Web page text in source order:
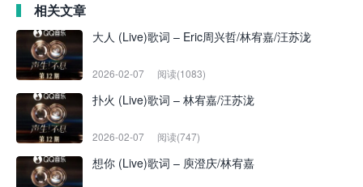
相关文章
大人 (Live)歌词 – Eric周兴哲/林宥嘉/汪苏泷
2026-02-07 阅读(1083)
扑火 (Live)歌词 – 林宥嘉/汪苏泷
2026-02-07 阅读(747)
想你 (Live)歌词 – 庾澄庆/林宥嘉